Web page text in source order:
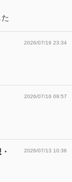
2026/07/16 23:34
2026/07/16 09:57
2026/07/13 10:36